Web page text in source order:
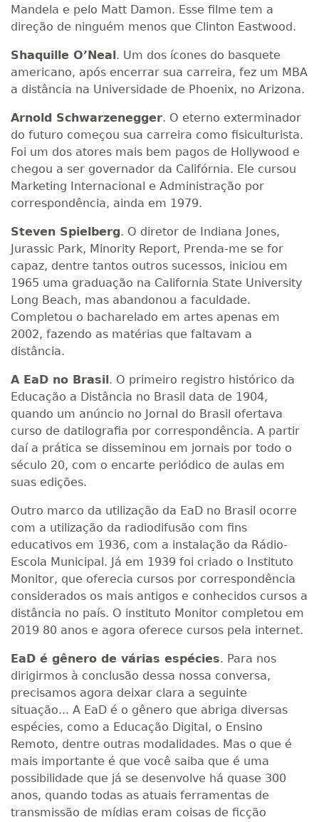
Mandela e pelo Matt Damon. Esse filme tem a
direção de ninguém menos que Clinton Eastwood.
Shaquille O’Neal. Um dos ícones do basquete
americano, após encerrar sua carreira, fez um MBA
a distância na Universidade de Phoenix, no Arizona.
Arnold Schwarzenegger. O eterno exterminador
do futuro começou sua carreira como fisiculturista.
Foi um dos atores mais bem pagos de Hollywood e
chegou a ser governador da Califórnia. Ele cursou
Marketing Internacional e Administração por
correspondência, ainda em 1979.
Steven Spielberg. O diretor de Indiana Jones,
Jurassic Park, Minority Report, Prenda-me se for
capaz, dentre tantos outros sucessos, iniciou em
1965 uma graduação na California State University
Long Beach, mas abandonou a faculdade.
Completou o bacharelado em artes apenas em
2002, fazendo as matérias que faltavam a
distância.
A EaD no Brasil. O primeiro registro histórico da
Educação a Distância no Brasil data de 1904,
quando um anúncio no Jornal do Brasil ofertava
curso de datilografia por correspondência. A partir
daí a prática se disseminou em jornais por todo o
século 20, com o encarte periódico de aulas em
suas edições.
Outro marco da utilização da EaD no Brasil ocorre
com a utilização da radiodifusão com fins
educativos em 1936, com a instalação da Rádio-
Escola Municipal. Já em 1939 foi criado o Instituto
Monitor, que oferecia cursos por correspondência
considerados os mais antigos e conhecidos cursos a
distância no país. O instituto Monitor completou em
2019 80 anos e agora oferece cursos pela internet.
EaD é gênero de várias espécies. Para nos
dirigirmos à conclusão dessa nossa conversa,
precisamos agora deixar clara a seguinte
situação... A EaD é o gênero que abriga diversas
espécies, como a Educação Digital, o Ensino
Remoto, dentre outras modalidades. Mas o que é
mais importante é que você saiba que é uma
possibilidade que já se desenvolve há quase 300
anos, quando todas as atuais ferramentas de
transmissão de mídias eram coisas de ficção